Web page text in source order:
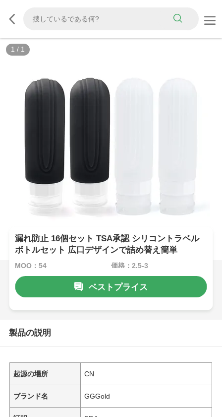
1 / 1
漏れ防止 16個セット TSA承認 シリコントラベル
ボトルセット 広口デザインで詰め替え簡単
MOQ：54 価格：2.5-3
ベストプライス
製品の説明
起源の場所 CN
ブランド名 GGGold